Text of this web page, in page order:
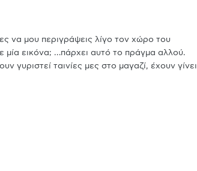
να μου περιγράψεις λίγο τον χώρο του
μία εικόνα; …πάρχει αυτό το πράγμα αλλού.
ταινίες μες στο μαγαζί, έχουν γίνει